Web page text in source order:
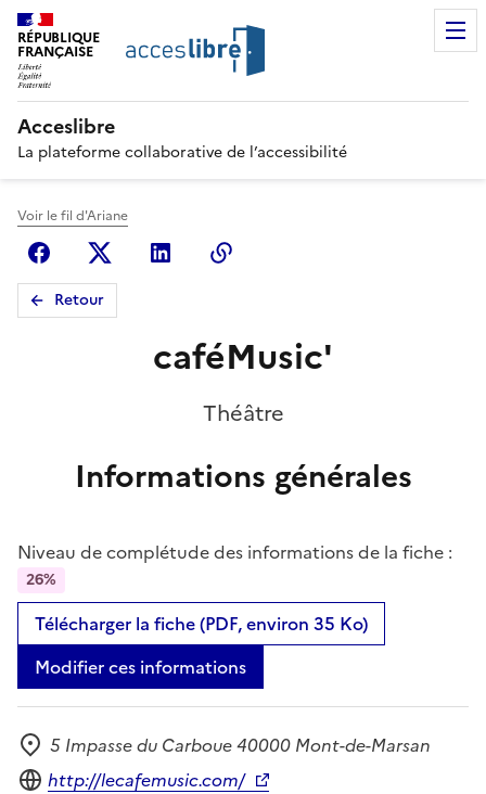
RÉPUBLIQUE
FRANÇAISE
Acceslibre
La plateforme collaborative de l’accessibilité
Voir le fil d'Ariane
FacebookX (anciennement Twitter)
Linkedin
Retour
caféMusic'
Théâtre
Informations générales
Niveau de complétude des informations de la fiche :
26%
Télécharger la fiche (PDF, environ 35 Ko)
Modifier ces informations
Adresse
5 Impasse du Carboue 40000 Mont-de-Marsan
Site internet
http://lecafemusic.com/